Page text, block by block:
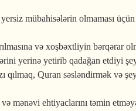
mübahisələrin olmaması
və xoşbəxtliyin
yerinə yetirib qadağan etdiyi
qılmaq, Quran səsləndirmək və
mənəvi ehtiyaclarını təmin